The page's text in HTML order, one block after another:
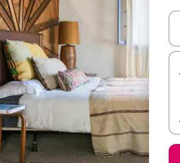
ולמטה או לעיין בעזרת תנועות מגע או החלקה.